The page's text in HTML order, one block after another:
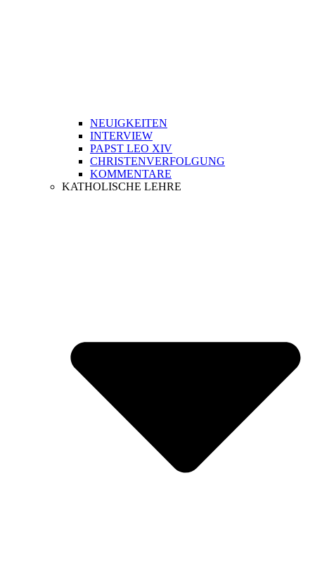
NEUIGKEITEN
INTERVIEW
PAPST LEO XIV
CHRISTENVERFOLGUNG
KOMMENTARE
KATHOLISCHE LEHRE